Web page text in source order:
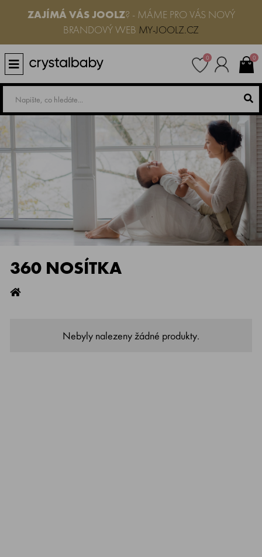
ZAJÍMÁ VÁS JOOLZ? - MÁME PRO VÁS NOVÝ
BRANDOVÝ WEB MY-JOOLZ.CZ
0 0
360 NOSÍTKA
Nebyly nalezeny žádné produkty.